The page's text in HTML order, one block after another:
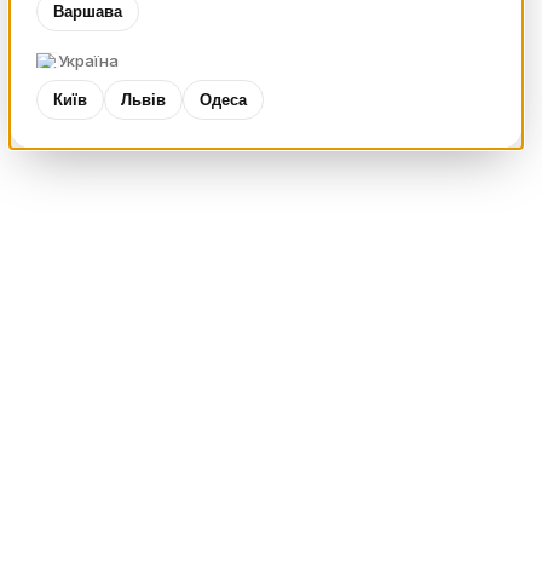
Варшава
Україна
Київ Львів Одеса